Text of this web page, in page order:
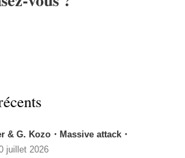
& G. Kozo・Massive attack・
juillet 2026